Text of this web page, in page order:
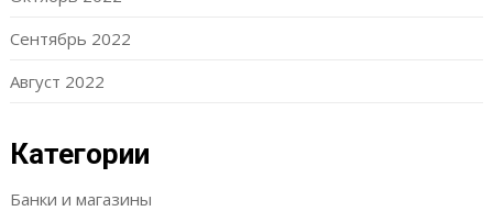
Сентябрь 2022
Август 2022
Категории
Банки и магазины